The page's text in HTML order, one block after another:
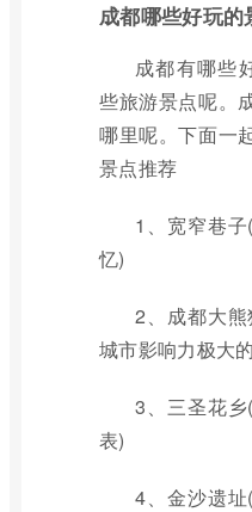
成都哪些好玩的
成都有哪些
些旅游景点呢。
哪里呢。下面一
景点推荐
1、宽窄巷
忆)
2、成都大
城市影响力极大
3、三圣花
表)
4、金沙遗